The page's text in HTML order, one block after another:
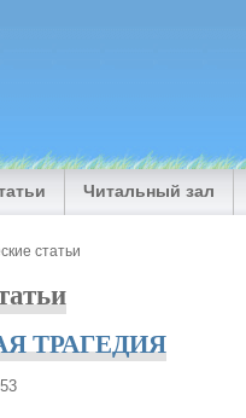
Читальный зал
статьи
ТРАГЕДИЯ